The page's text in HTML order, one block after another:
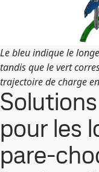
Le bleu indique le
tandis que le vert
trajectoire de charge
pour les
pare-